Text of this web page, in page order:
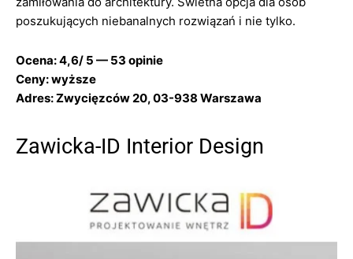
poszukujących niebanalnych rozwiązań i nie tylko.
Ocena: 4,6/ 5 — 53 opinie
Ceny: wyższe
Adres: Zwycięzców 20, 03-938 Warszawa
Zawicka-ID Interior Design